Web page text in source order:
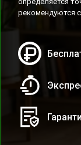
рекомендуются